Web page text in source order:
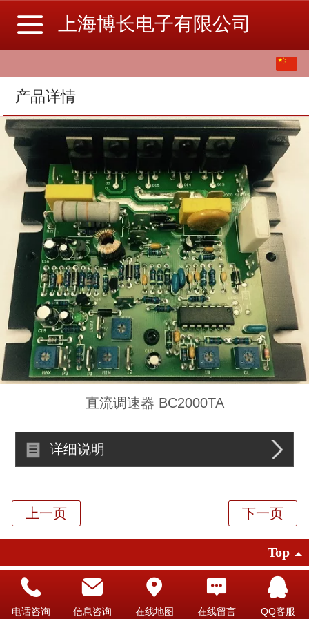
上海博长电子有限公司
繁体
产品详情
直流调速器 BC2000TA
详细说明
Top
2026 版权所有
电话咨询 信息咨询 在线地图 在线留言 QQ客服